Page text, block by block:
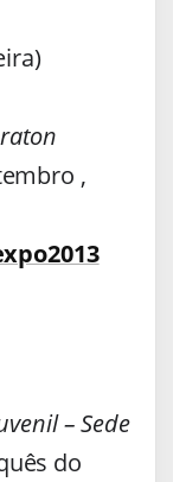
,
– Sede
do